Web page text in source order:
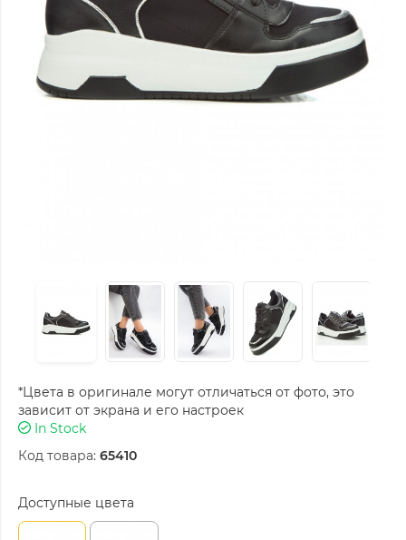
*Цвета в оригинале могут отличаться от фото, это
зависит от экрана и его настроек
In Stock
Код товара: 65410
Доступные цвета